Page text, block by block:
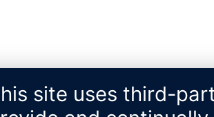
site uses third-